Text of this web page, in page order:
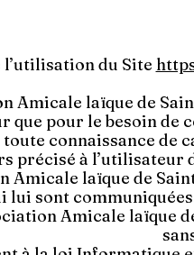
l’utilisation du Site
Amicale laïque de
que pour le besoin de
connaissance de
précisé à l’utilisateur
Amicale laïque de
sont
Amicale laïque